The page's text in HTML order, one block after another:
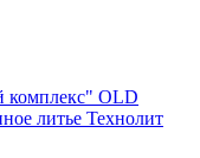
комплекс" OLD
литье Технолит